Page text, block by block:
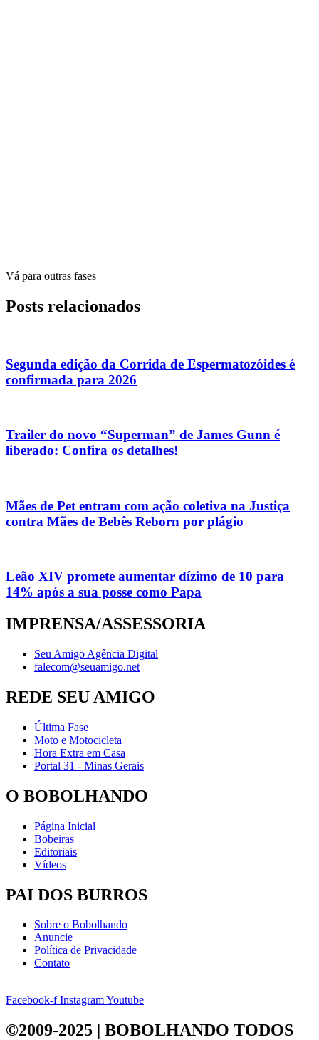
Vá para outras fases
Posts relacionados
Segunda edição da Corrida de Espermatozóides é
confirmada para 2026
Trailer do novo “Superman” de James Gunn é
liberado: Confira os detalhes!
Mães de Pet entram com ação coletiva na Justiça
contra Mães de Bebês Reborn por plágio
Leão XIV promete aumentar dízimo de 10 para
14% após a sua posse como Papa
IMPRENSA/ASSESSORIA
Seu Amigo Agência Digital
falecom@seuamigo.net
REDE SEU AMIGO
Última Fase
Moto e Motocicleta
Hora Extra em Casa
Portal 31 - Minas Gerais
O BOBOLHANDO
Página Inicial
Bobeiras
Editoriais
Vídeos
PAI DOS BURROS
Sobre o Bobolhando
Anuncie
Política de Privacidade
Contato
Facebook-f InstagramYoutube
©2009-2025 | BOBOLHANDO TODOS